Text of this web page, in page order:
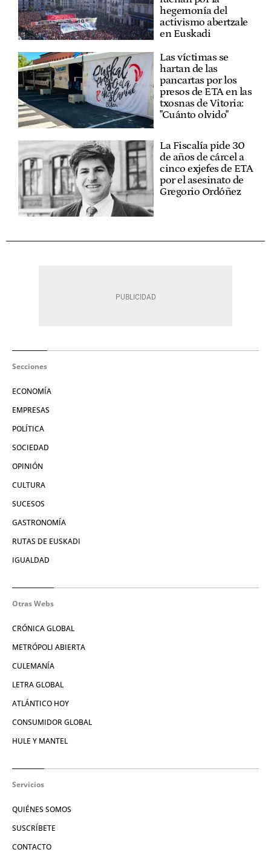
hegemonía del
activismo abertzale
en Euskadi
Las víctimas se
hartan de las
pancartas por los
presos de ETA en las
txosnas de Vitoria:
"Cuánto olvido"
La Fiscalía pide 30
de años de cárcel a
cinco exjefes de ETA
por el asesinato de
Gregorio Ordóñez
Secciones
ECONOMÍA
EMPRESAS
POLÍTICA
SOCIEDAD
OPINIÓN
CULTURA
SUCESOS
GASTRONOMÍA
RUTAS DE EUSKADI
IGUALDAD
Otras Webs
CRÓNICA GLOBAL
METRÓPOLI ABIERTA
CULEMANÍA
LETRA GLOBAL
ATLÁNTICO HOY
CONSUMIDOR GLOBAL
HULE Y MANTEL
Servicios
QUIÉNES SOMOS
SUSCRÍBETE
CONTACTO